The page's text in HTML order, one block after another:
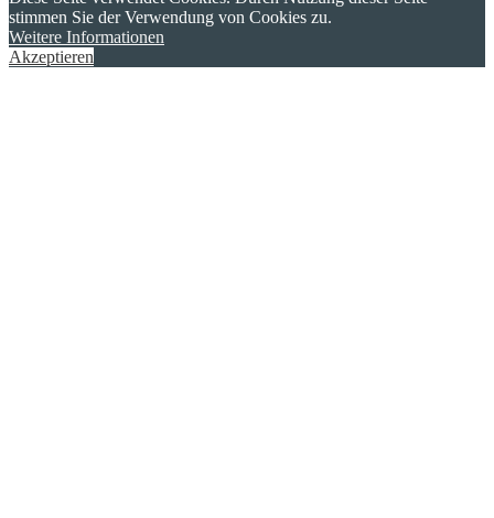
stimmen Sie der Verwendung von Cookies zu.
Weitere Informationen
Akzeptieren